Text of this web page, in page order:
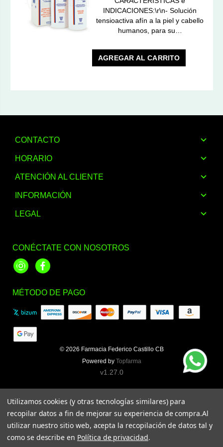
INDICACIONES:\r\n- Solución
tensioactiva afín a la piel y cabello
humanos, para su…
AGREGAR AL CARRITO
CONTACTO
HORARIO
ATENCIÓN AL CLIENTE
INFORMACIÓN
LEGAL
CONÉCTATE CON NOSOTROS
InstagramFacebook
MÉTODO DE PAGO
© 2026 Farmacia Federico Castillo CB
Powered by Topfarma
v1.27.0
Utilizamos cookies (y otras tecnologías similares) para
recopilar datos a fin de mejorar su experiencia de compra.Al
utilizar nuestro sitio web, acepta la recopilación de datos tal y
como se describe en Política de privacidad.